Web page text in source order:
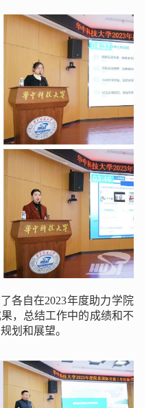
各自在2023年度助力学院
，总结工作中的成绩和不
划和展望。